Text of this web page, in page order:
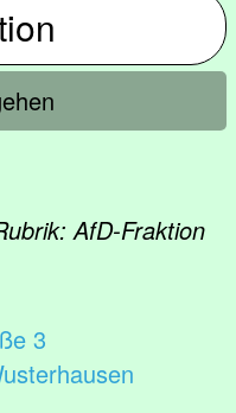
AfD-Fraktion
3